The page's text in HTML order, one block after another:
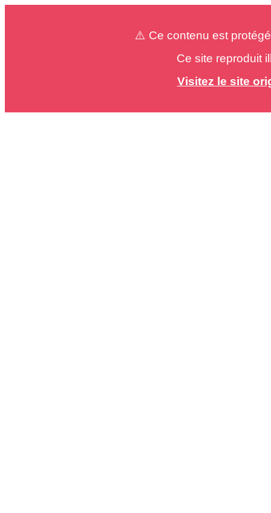
⚠️ Ce contenu est
Ce site reproduit
Visitez le site